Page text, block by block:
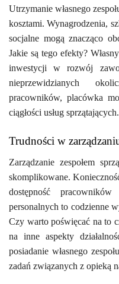
Utrzymanie własnego
kosztami. Wynagrodzenia,
socjalne mogą znacząco
Jakie są tego efekty?
inwestycji w rozwój
nieprzewidzianych
pracowników, placówka
ciągłości usług sprzątających.
Trudności w
Zarządzanie zespołem
skomplikowane.
dostępność
personalnych to codzienne
Czy warto poświęcać na to
na inne aspekty
posiadanie własnego
zadań związanych z opieką